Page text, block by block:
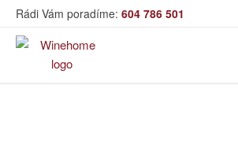
Rádi Vám poradíme: 604 786 501